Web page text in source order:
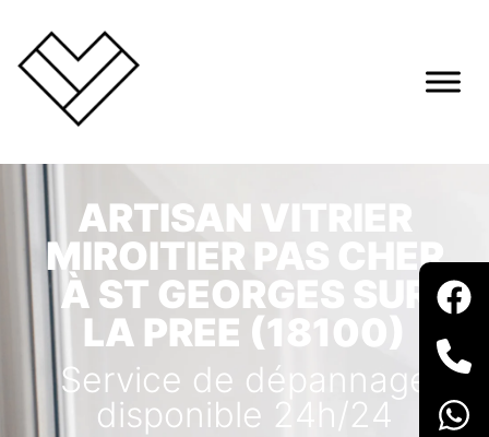
ARTISAN VITRIER
MIROITIER PAS CHER
À ST GEORGES SUR
LA PREE (18100)
Service de dépannage
disponible 24h/24